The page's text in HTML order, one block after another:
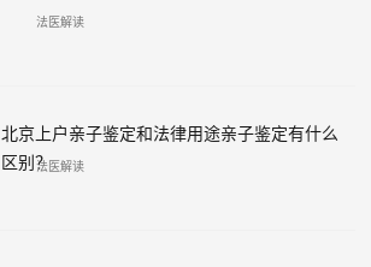
法医解读
北京上户亲子鉴定和法律用途亲子鉴定有什么
区别？法医解读